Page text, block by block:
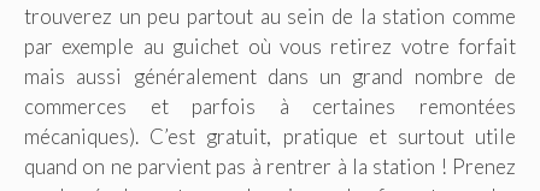
trouverez un peu partout au sein de la station comme
par exemple au guichet où vous retirez votre forfait
mais aussi généralement dans un grand nombre de
commerces et parfois à certaines remontées
mécaniques). C’est gratuit, pratique et surtout utile
quand on ne parvient pas à rentrer à la station ! Prenez